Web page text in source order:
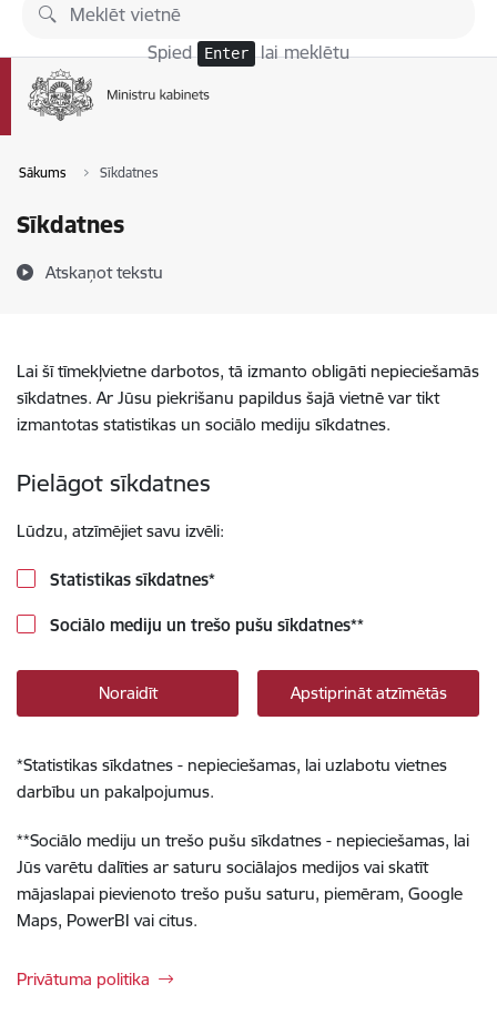
Pāriet uz lapas saturu
Spied Enter lai meklētu
Sākums Sīkdatnes
Sīkdatnes
Atskaņot tekstu
Lai šī tīmekļvietne darbotos, tā izmanto obligāti nepieciešamās
sīkdatnes. Ar Jūsu piekrišanu papildus šajā vietnē var tikt
izmantotas statistikas un sociālo mediju sīkdatnes.
Pielāgot sīkdatnes
Lūdzu, atzīmējiet savu izvēli:
Statistikas sīkdatnes*
Sociālo mediju un trešo pušu sīkdatnes**
Noraidīt Apstiprināt atzīmētās
*Statistikas sīkdatnes - nepieciešamas, lai uzlabotu vietnes
darbību un pakalpojumus.
**Sociālo mediju un trešo pušu sīkdatnes - nepieciešamas, lai
Jūs varētu dalīties ar saturu sociālajos medijos vai skatīt
mājaslapai pievienoto trešo pušu saturu, piemēram, Google
Maps, PowerBI vai citus.
Privātuma politika